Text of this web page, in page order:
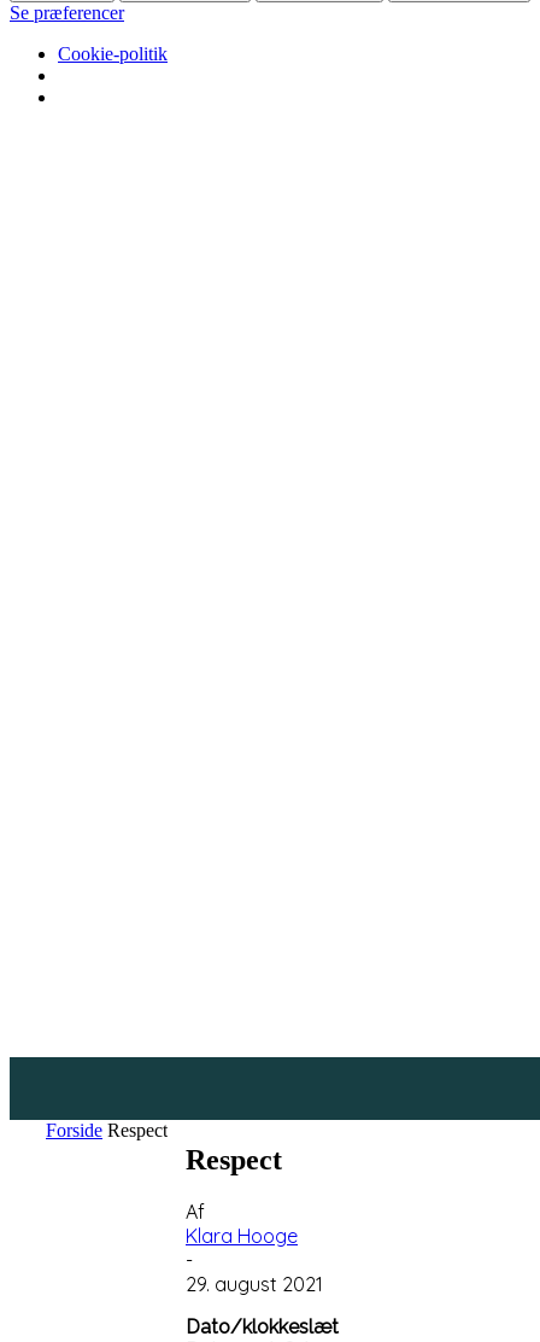
Se præferencer
Cookie-politik
Forside Respect
Respect
Af
Klara Hooge
-
29. august 2021
Dato/klokkeslæt